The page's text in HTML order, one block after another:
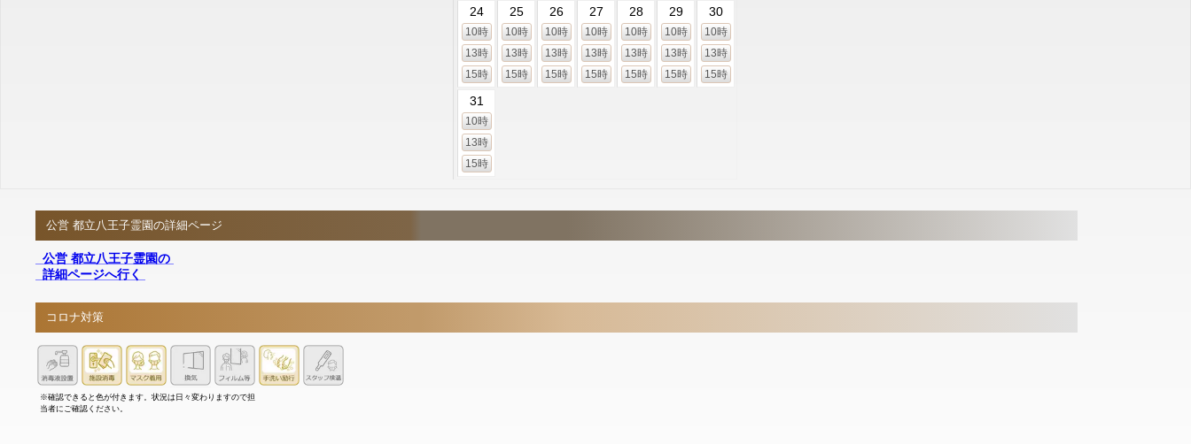
24
10時
13時
15時
25
10時
13時
15時
26
10時
13時
15時
27
10時
13時
15時
28
10時
13時
15時
29
10時
13時
15時
30
10時
13時
15時
31
10時
13時
15時
公営 都立八王子霊園の詳細ページ
公営 都立八王子霊園の
詳細ページへ行く
コロナ対策
※確認できると色が付きます。状況は日々変わりますので担
当者にご確認ください。